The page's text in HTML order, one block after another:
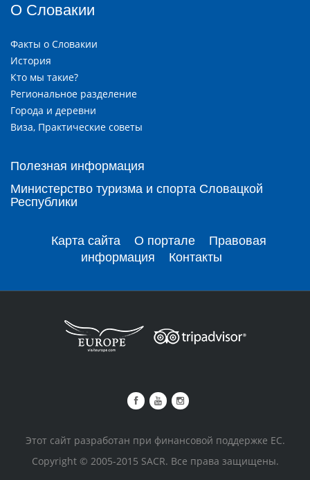
О Словакии
Факты о Словакии
История
Кто мы такие?
Региональное разделение
Города и деревни
Виза, Практические советы
Полезная информация
Министерство туризма и спорта Словацкой
Республики
Карта сайта О портале
Правовая
информация
Контакты
Этот сайт разработан при финансовой поддержке ЕС.
Copyright © 2005-2015 SACR. Все права защищены.